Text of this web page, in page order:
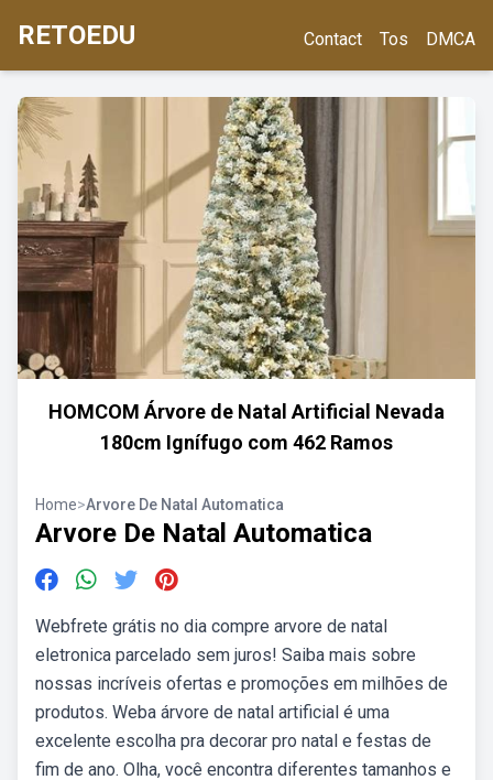
RETOEDU Contact Tos DMCA
HOMCOM Árvore de Natal Artificial Nevada
180cm Ignífugo com 462 Ramos
Home>Arvore De Natal Automatica
Arvore De Natal Automatica
Webfrete grátis no dia compre arvore de natal
eletronica parcelado sem juros! Saiba mais sobre
nossas incríveis ofertas e promoções em milhões de
produtos. Weba árvore de natal artificial é uma
excelente escolha pra decorar pro natal e festas de
fim de ano. Olha, você encontra diferentes tamanhos e